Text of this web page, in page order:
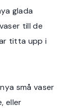
glada
till de
titta upp i
små vaser
eller